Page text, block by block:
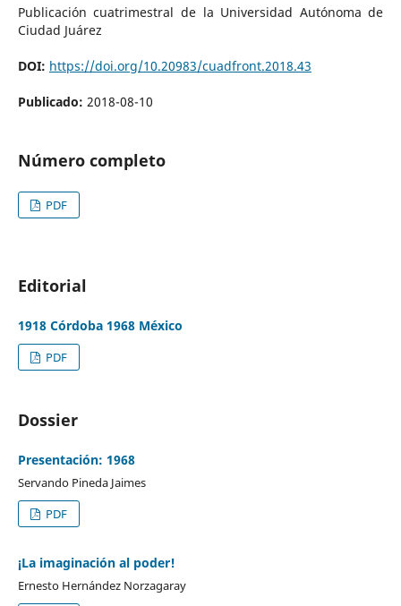
Publicación cuatrimestral de la Universidad Autónoma de
Ciudad Juárez
DOI: https://doi.org/10.20983/cuadfront.2018.43
Publicado: 2018-08-10
Número completo
PDF
Editorial
1918 Córdoba 1968 México
PDF
Dossier
Presentación: 1968
Servando Pineda Jaimes
PDF
¡La imaginación al poder!
Ernesto Hernández Norzagaray